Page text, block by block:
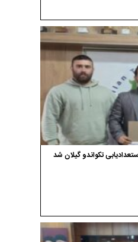
تکواندو گیلان شد